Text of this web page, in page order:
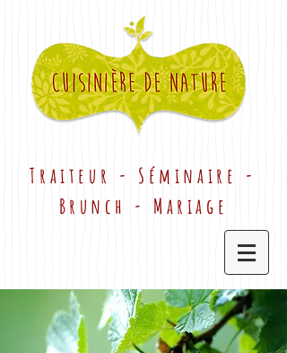
Traiteur - Séminaire -
Brunch - Mariage